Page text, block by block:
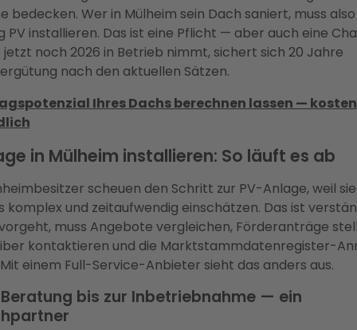
bedecken. Wer in Mülheim sein Dach saniert, muss also
PV installieren. Das ist eine Pflicht — aber auch eine
jetzt noch 2026 in Betrieb nimmt, sichert sich 20 Jahre
nach den aktuellen Sätzen.
Ihres Dachs berechnen lassen —
in Mülheim installieren: So läuft es ab
scheuen den Schritt zur PV-Anlage, weil
komplex und zeitaufwendig einschätzen. Das ist
muss Angebote vergleichen, Förderanträge
kontaktieren und die Marktstammdatenregister-
einem Full-Service-Anbieter sieht das anders aus.
bis zur Inbetriebnahme — ein